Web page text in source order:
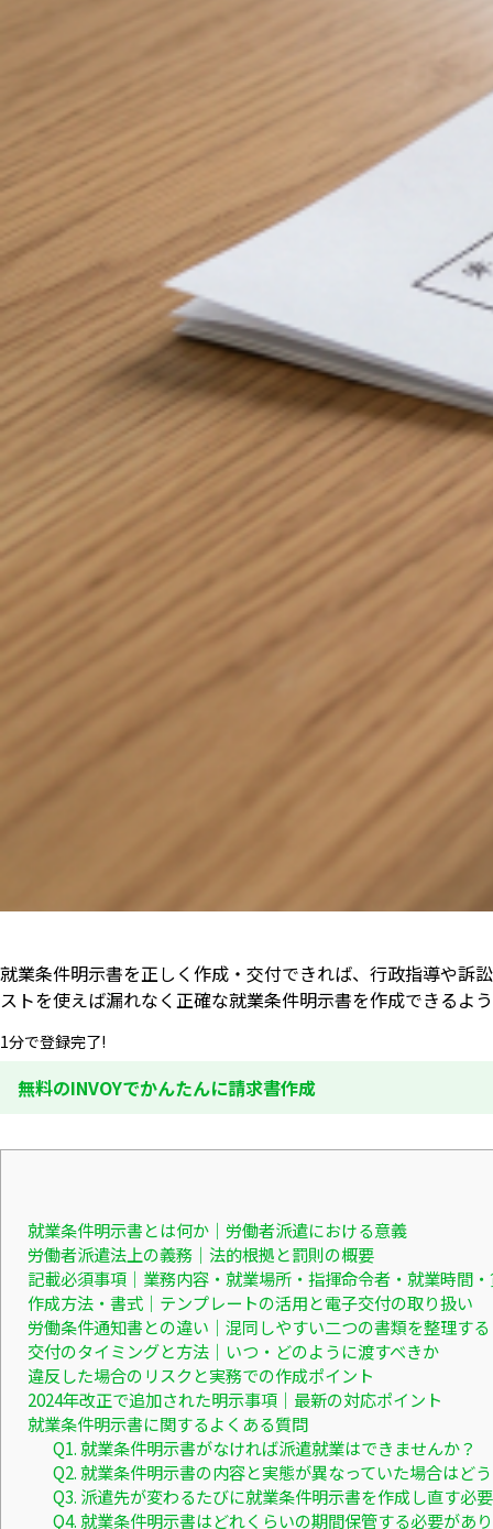
就業条件明示書を正しく作成・交付できれば、行政指導や訴
ストを使えば漏れなく正確な就業条件明示書を作成できるよ
1分で登録完了!
無料のINVOYでかんたんに請求書作成
就業条件明示書とは何か｜労働者派遣における意義
労働者派遣法上の義務｜法的根拠と罰則の概要
記載必須事項｜業務内容・就業場所・指揮命令者・就業時間
作成方法・書式｜テンプレートの活用と電子交付の取り扱い
労働条件通知書との違い｜混同しやすい二つの書類を整理する
交付のタイミングと方法｜いつ・どのように渡すべきか
違反した場合のリスクと実務での作成ポイント
2024年改正で追加された明示事項｜最新の対応ポイント
就業条件明示書に関するよくある質問
Q1. 就業条件明示書がなければ派遣就業はできませんか？
Q2. 就業条件明示書の内容と実態が異なっていた場合はど
Q3. 派遣先が変わるたびに就業条件明示書を作成し直す必
Q4. 就業条件明示書はどれくらいの期間保管する必要があ